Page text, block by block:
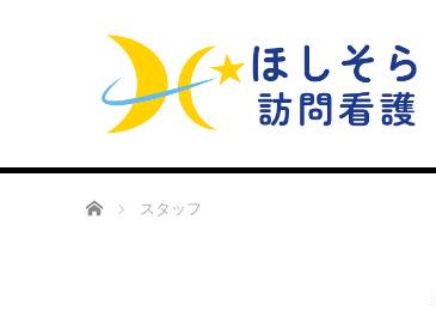
ホーム スタッフ